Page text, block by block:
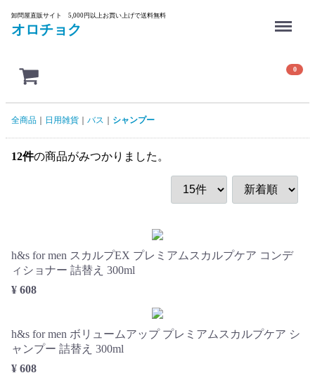
卸問屋直販サイト 5,000円以上お買い上げで送料無料
オロチョク
0
全商品 日用雑貨 バス シャンプー
12件の商品がみつかりました。
h&s for men スカルプEX プレミアムスカルプケア コンデ
ィショナー 詰替え 300ml
¥ 608
h&s for men ボリュームアップ プレミアムスカルプケア シ
ャンプー 詰替え 300ml
¥ 608